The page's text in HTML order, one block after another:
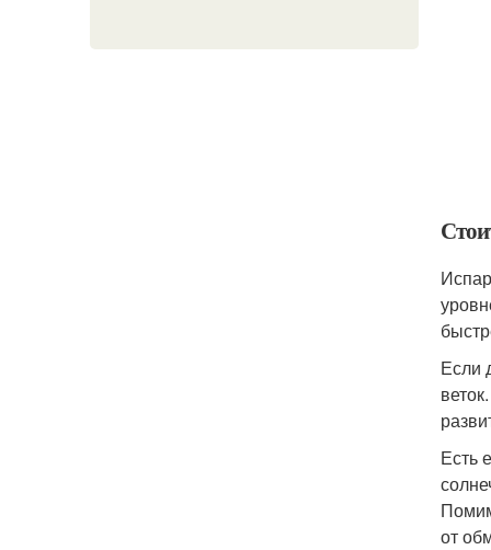
Если
Есть
от